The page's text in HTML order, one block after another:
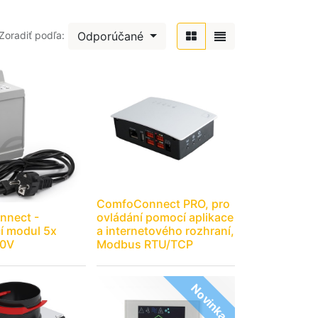
podľa: Odporúčané
-
modul 5x
ComfoConnect PRO, pro
ovládání pomocí aplikace
a internetového rozhraní,
Modbus RTU/TCP
Novinka